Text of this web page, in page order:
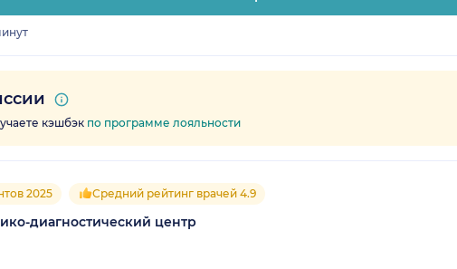
кэшбэк по программе лояльности
2025 Средний рейтинг врачей 4.9
диагностический центр